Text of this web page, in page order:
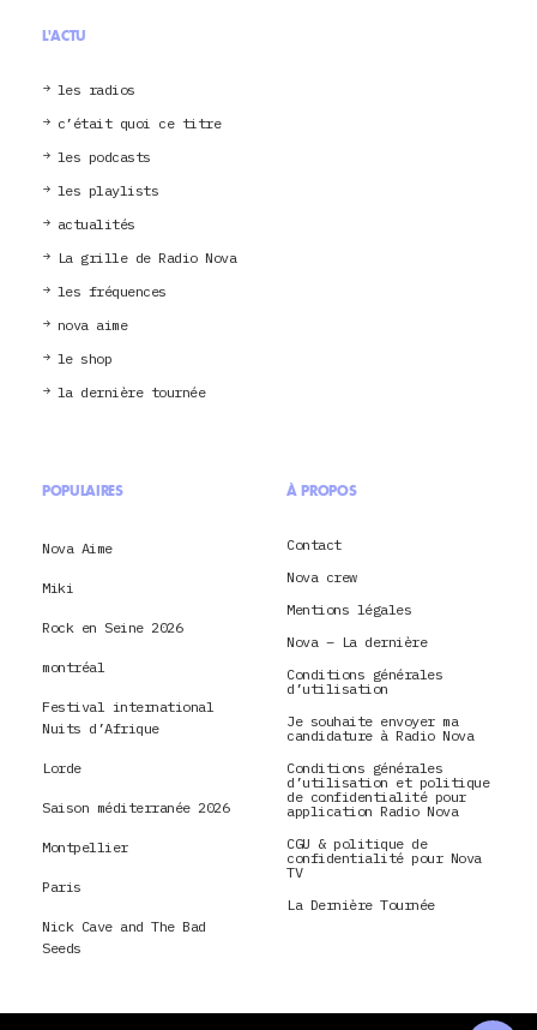
L'ACTU
les radios
c’était quoi ce titre
les podcasts
les playlists
actualités
La grille de Radio Nova
les fréquences
nova aime
le shop
la dernière tournée
POPULAIRES
Nova Aime
Miki
Rock en Seine 2026
montréal
Festival international
Nuits d’Afrique
Lorde
Saison méditerranée 2026
Montpellier
Paris
Nick Cave and The Bad
Seeds
À PROPOS
Contact
Nova crew
Mentions légales
Nova – La dernière
Conditions générales
d’utilisation
Je souhaite envoyer ma
candidature à Radio Nova
Conditions générales
d’utilisation et politique
de confidentialité pour
application Radio Nova
CGU & politique de
confidentialité pour Nova
TV
La Dernière Tournée